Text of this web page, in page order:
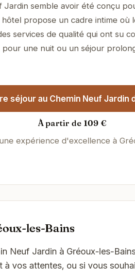
Jardin semble avoir été conçu
propose un cadre intime où
services de qualité qui ont su
pour une nuit ou un séjour
séjour au Chemin Neuf Jardin
À partir de 109 €
expérience d'excellence à
les-Bains
Neuf Jardin à Gréoux-les-
à vos attentes, ou si vous